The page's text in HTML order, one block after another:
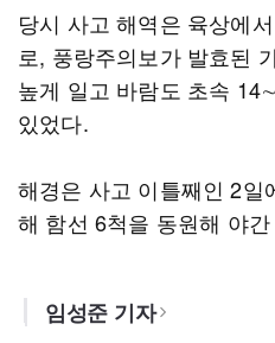
당시 사고 해역은 육상에
로, 풍랑주의보가 발효된
높게 일고 바람도 초속
있었다.
해경은 사고 이틀째인 2일
해 함선 6척을 동원해 야
임성준 기자